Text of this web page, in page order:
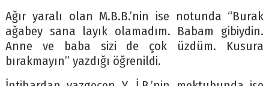
Ağır yaralı olan M.B.B.’nin ise notunda “Burak
ağabey sana layık olamadım. Babam gibiydin.
Anne ve baba sizi de çok üzdüm. Kusura
bırakmayın” yazdığı öğrenildi.